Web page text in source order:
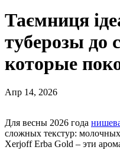
Таємниця
туберозы до
которые
Апр 14, 2026
Для весны 2026 года
сложных текстур:
Xerjoff Erba Gold – эти